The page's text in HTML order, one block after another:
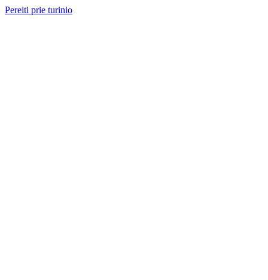
Pereiti prie turinio